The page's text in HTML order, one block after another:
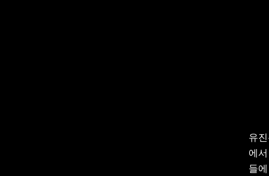
유
에
들